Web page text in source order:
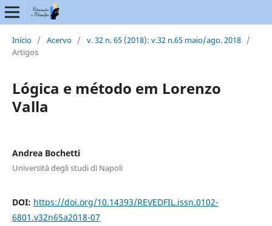
Início / Acervo / v. 32 n. 65 (2018): v.32 n.65 maio/ago. 2018 /
Artigos
Lógica e método em Lorenzo
Valla
Andrea Bochetti
Università degli studi di Napoli
DOI: https://doi.org/10.14393/REVEDFIL.issn.0102-
6801.v32n65a2018-07